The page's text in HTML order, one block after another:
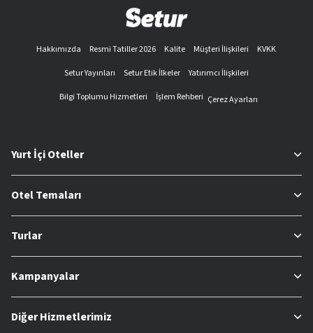
Hakkımızda Resmi Tatiller 2026 Kalite Müşteri İlişkileri
KVKK
Setur Yayınları
Setur Etik İlkeler
Yatırımcı İlişkileri
Bilgi Toplumu Hizmetleri
İşlem Rehberi Çerez Ayarları
Yurt İçi Oteller
Otel Temaları
Turlar
Kampanyalar
Diğer Hizmetlerimiz